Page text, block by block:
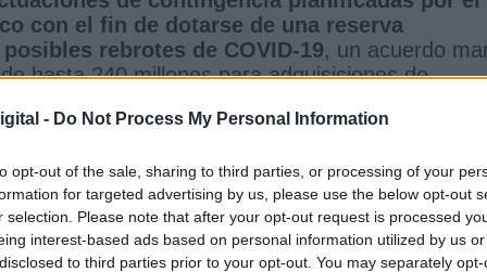
- Do Not Process My Personal Information
opt-out of the sale, sharing to third parties, or processing of your
for targeted advertising by us, please use the below opt-out
selection. Please note that after your opt-out request is processed
interest-based ads based on personal information utilized by us
to third parties prior to your opt-out. You may separately
con el fin de dotarse de una reserva
rebrotes de COVID-19, un acuerdo
hasta 240 millones para adquisiciones de
Generalitat ha adquirido recientemente
que han llegado vía marítima en 60
mayoría, de productos que no se fabrican en la
a los 46 millones de productos encargados
la cobertura de las necesidades para los
garantizando vías de aprovisionamiento
elaborado por la Conselleria de Sanidad